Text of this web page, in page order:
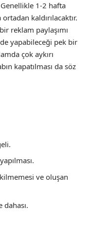
1-2 hafta
kaldırılacaktır.
reklam paylaşımı
yapabileceği pek bir
çok aykırı
kapatılması da söz
ve oluşan
dahası.